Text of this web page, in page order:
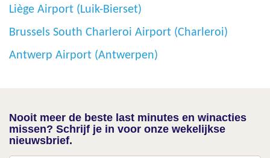
Liège Airport (Luik-Bierset)
Brussels South Charleroi Airport (Charleroi)
Antwerp Airport (Antwerpen)
Nooit meer de beste last minutes en winacties
missen? Schrijf je in voor onze wekelijkse
nieuwsbrief.